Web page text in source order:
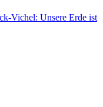
Vichel: Unsere Erde ist